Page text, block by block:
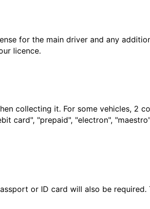
for the main driver and any
licence.
collecting it. For some vehicles, 2
card", "prepaid", "electron",
or ID card will also be required.